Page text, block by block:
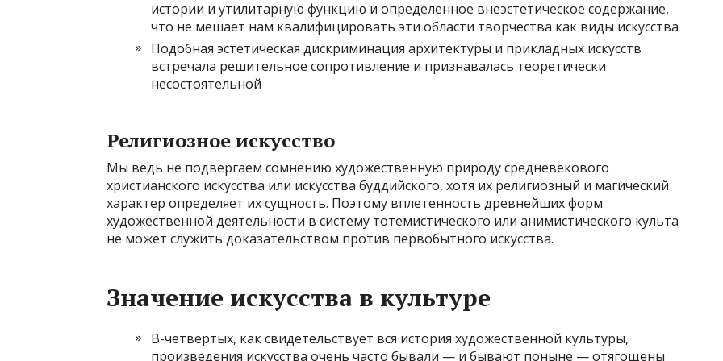
истории и утилитарную функцию и определенное внеэстетическое содержание,
что не мешает нам квалифицировать эти области творчества как виды искусства
Подобная эстетическая дискриминация архитектуры и прикладных искусств
встречала решительное сопротивление и признавалась теоретически
несостоятельной
Религиозное искусство
Мы ведь не подвергаем сомнению художественную природу средневекового
христианского искусства или искусства буддийского, хотя их религиозный и магический
характер определяет их сущность. Поэтому вплетенность древнейших форм
художественной деятельности в систему тотемистического или анимистического культа
не может служить доказательством против первобытного искусства.
Значение искусства в культуре
В-четвертых, как свидетельствует вся история художественной культуры,
произведения искусства очень часто бывали — и бывают поныне — отягощены